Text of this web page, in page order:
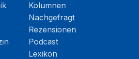
Kolumnen
Nachgefragt
Rezensionen
Podcast
Lexikon